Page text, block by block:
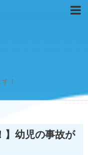
！
】幼児の事故が